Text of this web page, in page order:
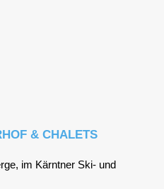
& CHALETS
im Kärnt­ner Ski- und